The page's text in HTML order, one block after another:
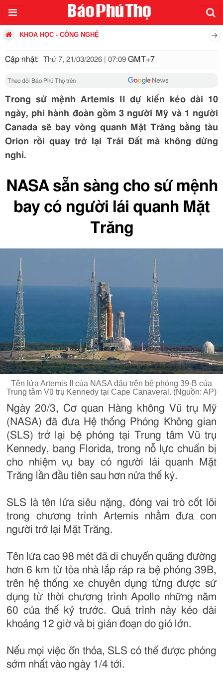
KHOA HỌC - CÔNG NGHỆ
Cập nhật: Thứ 7, 21/03/2026 | 07:09 GMT+7
Theo dõi Báo Phú Thọ trên
Trong sứ mệnh Artemis II dự kiến kéo dài 10
ngày, phi hành đoàn gồm 3 người Mỹ và 1 người
Canada sẽ bay vòng quanh Mặt Trăng bằng tàu
Orion rồi quay trở lại Trái Đất mà không dừng
nghỉ.
NASA sẵn sàng cho sứ mệnh
bay có người lái quanh Mặt
Trăng
Tên lửa Artemis II của NASA đậu trên bệ phóng 39-B của
Trung tâm Vũ trụ Kennedy tại Cape Canaveral. (Nguồn: AP)
Ngày 20/3, Cơ quan Hàng không Vũ trụ Mỹ
(NASA) đã đưa Hệ thống Phóng Không gian
(SLS) trở lại bệ phóng tại Trung tâm Vũ trụ
Kennedy, bang Florida, trong nỗ lực chuẩn bị
cho nhiệm vụ bay có người lái quanh Mặt
Trăng lần đầu tiên sau hơn nửa thế kỷ.
SLS là tên lửa siêu nặng, đóng vai trò cốt lõi
trong chương trình Artemis nhằm đưa con
người trở lại Mặt Trăng.
Tên lửa cao 98 mét đã di chuyển quãng đường
hơn 6 km từ tòa nhà lắp ráp ra bệ phóng 39B,
trên hệ thống xe chuyên dụng từng được sử
dụng từ thời chương trình Apollo những năm
60 của thế kỷ trước. Quá trình này kéo dài
khoảng 12 giờ và bị gián đoạn do gió lớn.
Nếu mọi việc ổn thỏa, SLS có thể được phóng
sớm nhất vào ngày 1/4 tới.